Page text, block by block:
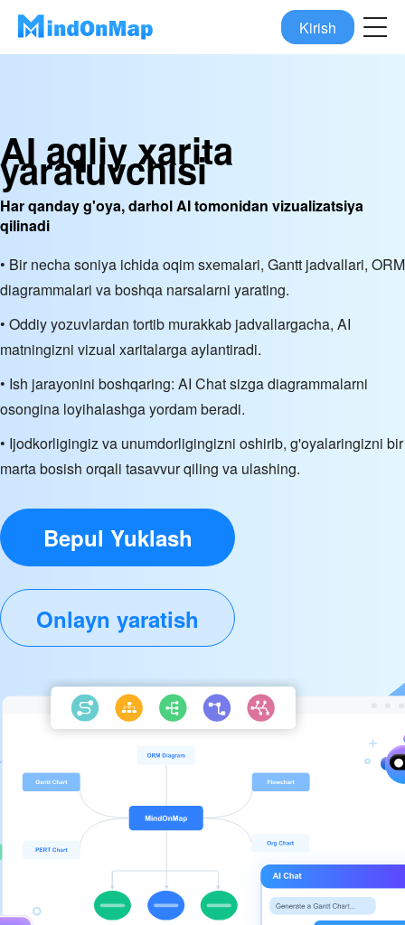
Kirish
AI aqliy xarita
yaratuvchisi
Har qanday g'oya, darhol AI tomonidan vizualizatsiya
qilinadi
• Bir necha soniya ichida oqim sxemalari, Gantt jadvallari, ORM
diagrammalari va boshqa narsalarni yarating.
• Oddiy yozuvlardan tortib murakkab jadvallargacha, AI
matningizni vizual xaritalarga aylantiradi.
• Ish jarayonini boshqaring: AI Chat sizga diagrammalarni
osongina loyihalashga yordam beradi.
• Ijodkorligingiz va unumdorligingizni oshirib, g'oyalaringizni bir
marta bosish orqali tasavvur qiling va ulashing.
Bepul Yuklash
Onlayn yaratish